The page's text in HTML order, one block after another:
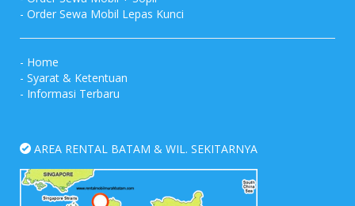
- Order Sewa Mobil Lepas Kunci
- Home
- Syarat & Ketentuan
- Informasi Terbaru
AREA RENTAL BATAM & WIL. SEKITARNYA